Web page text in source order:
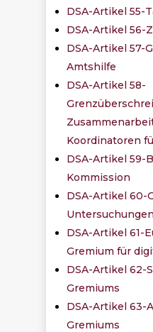
DSA-Artikel 55-
DSA-Artikel 56-
DSA-Artikel 57-
Amtshilfe
DSA-Artikel 58-
Koordinatoren
DSA-Artikel 59-
Kommission
DSA-Artikel 60-
Untersuchungen
DSA-Artikel 61-
Gremium für
DSA-Artikel 62-
Gremiums
DSA-Artikel 63-
Gremiums